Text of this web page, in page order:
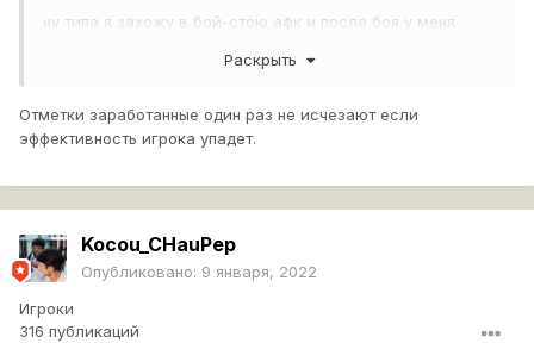
ну типа я захожу в бой-стою афк и после боя у меня
Раскрыть
Отметки заработанные один раз не исчезают если
эффективность игрока упадет.
Kocou_CHauPep
Опубликовано: 9 января, 2022
Игроки
316 публикаций